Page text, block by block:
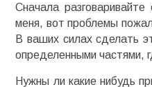
Сначала
меня, вот проблемы
В ваших силах сделать
определенными частями,
Нужны ли какие нибудь